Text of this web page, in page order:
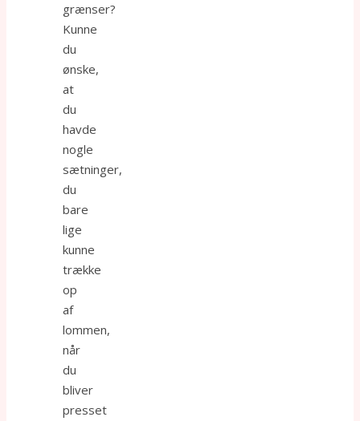
grænser?
Kunne
du
ønske,
at
du
havde
nogle
sætninger,
du
bare
lige
kunne
trække
op
af
lommen,
når
du
bliver
presset